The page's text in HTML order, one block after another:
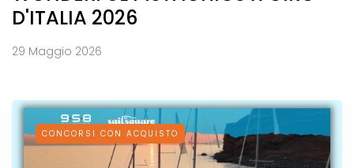
D'ITALIA 2026
29 Maggio 2026
CONCORSI CON ACQUISTO